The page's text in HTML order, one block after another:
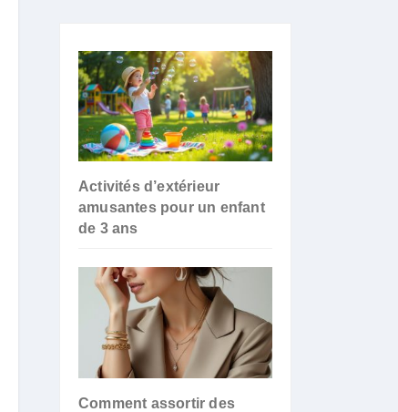
Activités d’extérieur
amusantes pour un enfant
de 3 ans
Comment assortir des